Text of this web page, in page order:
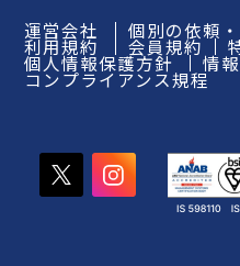
運営会社 個別の依頼
利用規約 会員規約
個人情報保護方針 情
コンプライアンス規程